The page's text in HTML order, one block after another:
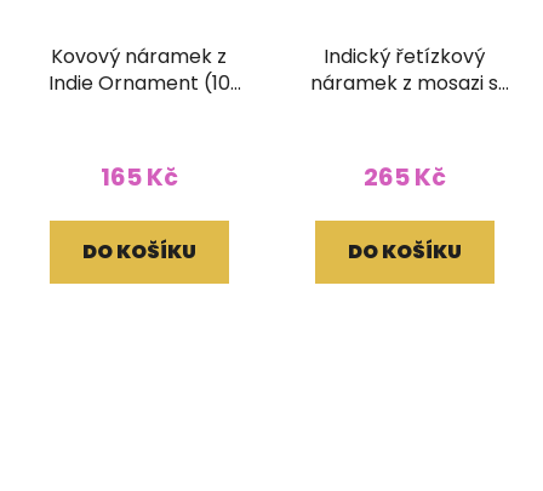
Kovový náramek z
Indie Ornament (10
165 Kč
DO KOŠÍKU
Indický řetízkový
náramek z mosazi s
265 Kč
DO KOŠÍKU